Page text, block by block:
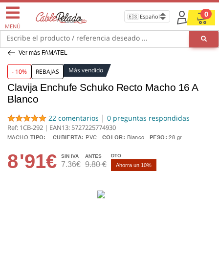
MENÚ
0
Escribe el producto / referencia deseado ...
Ver más FAMATEL
- 10% REBAJAS Más vendido
Clavija Enchufe Schuko Recto Macho 16 A
Blanco
22 comentarios | 0 preguntas respondidas
Ref: 1CB-292 | EAN13: 5727225774930
MACHO TIPO: CUBIERTA: PVC COLOR: Blanco PESO: 28 gr
8'91€ SIN IVA
7.36€
ANTES
9.80 €
DTO
Ahorra un 10%